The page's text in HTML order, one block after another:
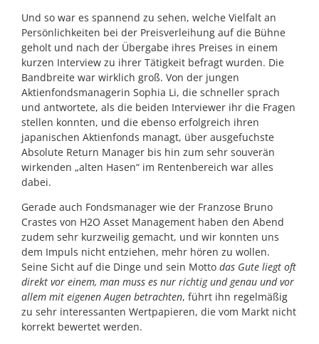
Und so war es spannend zu sehen, welche Vielfalt an
Persönlichkeiten bei der Preisverleihung auf die Bühne
geholt und nach der Übergabe ihres Preises in einem
kurzen Interview zu ihrer Tätigkeit befragt wurden. Die
Bandbreite war wirklich groß. Von der jungen
Aktienfondsmanagerin Sophia Li, die schneller sprach
und antwortete, als die beiden Interviewer ihr die Fragen
stellen konnten, und die ebenso erfolgreich ihren
japanischen Aktienfonds managt, über ausgefuchste
Absolute Return Manager bis hin zum sehr souverän
wirkenden „alten Hasen“ im Rentenbereich war alles
dabei.
Gerade auch Fondsmanager wie der Franzose Bruno
Crastes von H2O Asset Management haben den Abend
zudem sehr kurzweilig gemacht, und wir konnten uns
dem Impuls nicht entziehen, mehr hören zu wollen.
Seine Sicht auf die Dinge und sein Motto das Gute liegt oft
direkt vor einem, man muss es nur richtig und genau und vor
allem mit eigenen Augen betrachten, führt ihn regelmäßig
zu sehr interessanten Wertpapieren, die vom Markt nicht
korrekt bewertet werden.